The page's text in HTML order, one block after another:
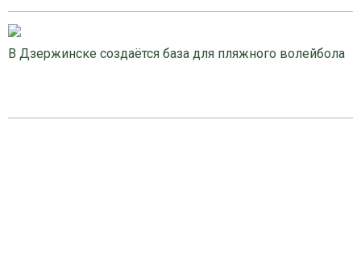
В Дзержинске создаётся база для пляжного волейбола